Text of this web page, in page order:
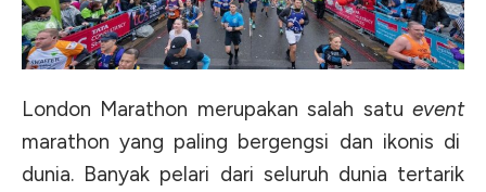
London Marathon merupakan salah satu event
marathon yang paling bergengsi dan ikonis di
dunia. Banyak pelari dari seluruh dunia tertarik